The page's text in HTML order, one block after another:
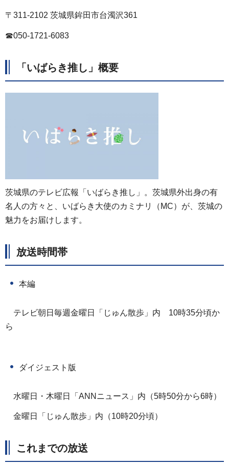
〒311-2102 茨城県鉾田市台濁沢361
☎050-1721-6083
「いばらき推し」概要
茨城県のテレビ広報「いばらき推し」。茨城県外出身の有
名人の方々と、いばらき大使のカミナリ（MC）が、茨城の
魅力をお届けします。
放送時間帯
本編
テレビ朝日毎週金曜日「じゅん散歩」内 10時35分頃か
ら
ダイジェスト版
水曜日・木曜日「ANNニュース」内（5時50分から6時）
金曜日「じゅん散歩」内（10時20分頃）
これまでの放送